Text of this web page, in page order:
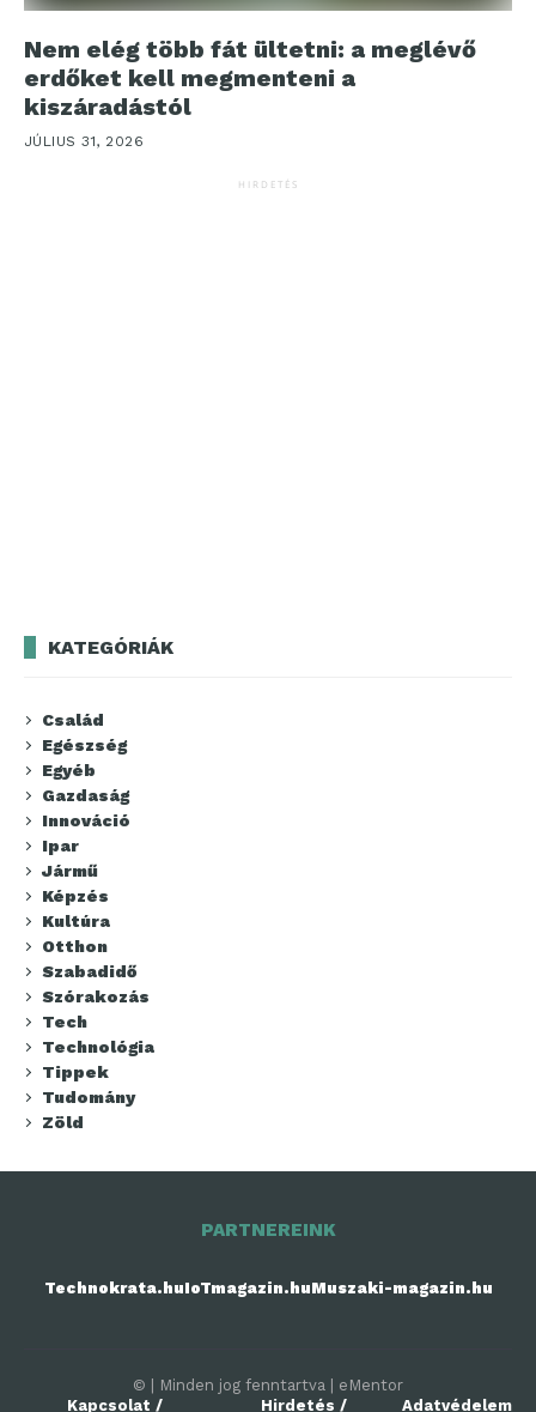
Nem elég több fát ültetni: a meglévő
erdőket kell megmenteni a
kiszáradástól
JÚLIUS 31, 2026
HIRDETÉS
KATEGÓRIÁK
Család
Egészség
Egyéb
Gazdaság
Innováció
Ipar
Jármű
Képzés
Kultúra
Otthon
Szabadidő
Szórakozás
Tech
Technológia
Tippek
Tudomány
Zöld
PARTNEREINK
Technokrata.huIoTmagazin.huMuszaki-magazin.hu
© | Minden jog fenntartva | eMentor
Kapcsolat /
Hirdetés / Adatvédelem